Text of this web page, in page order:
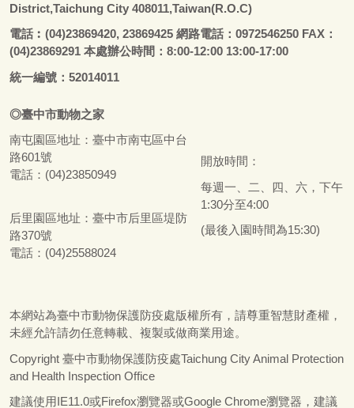
District,Taichung City 408011,Taiwan(R.O.C)
電話︰ (04)23869420, 23869425 網路電話：0972546250 FAX：
(04)23869291 本處辦公時間：8:00-12:00 13:00-17:00
統一編號：52014011
◎臺中市動物之家
南屯園區地址： 臺中市南屯區中台
路601號
電話：(04)23850949
后里園區地址： 臺中市后里區堤防
路370號
電話：(04)25588024
開放時間：
每週一、二、四、六，下午
1:30分至4:00
(最後入園時間為15:30)
本網站為臺中市動物保護防疫處版權所有，請尊重智慧財產權，
未經允許請勿任意轉載、複製或做商業用途。
Copyright 臺中市動物保護防疫處Taichung City Animal Protection
and Health Inspection Office
建議使用IE11.0或Firefox瀏覽器或Google Chrome瀏覽器，建議